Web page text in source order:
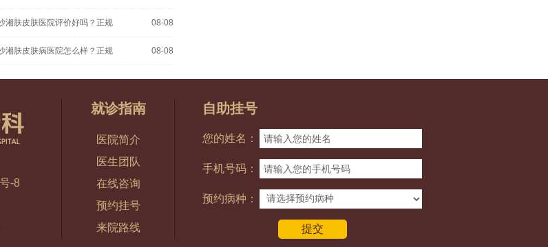
湘肤皮肤医院评价好吗？正规 08-08
湘肤皮肤病医院怎么样？正规 08-08
-8
就诊指南
医院简介
医生团队
在线咨询
预约挂号
来院路线
自助挂号
您的姓名：
手机号码：
预约病种：